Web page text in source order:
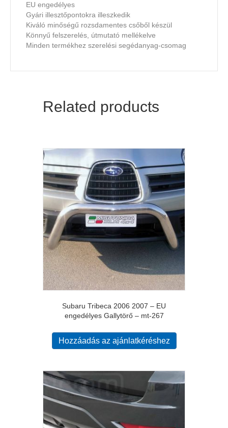
EU engedélyes
Gyári illesztőpontokra illeszkedik
Kiváló minőségű rozsdamentes csőből készül
Könnyű felszerelés, útmutató mellékelve
Minden termékhez szerelési segédanyag-csomag
Related products
Subaru Tribeca 2006 2007 – EU
engedélyes Gallytörő – mt-267
Hozzáadás az ajánlatkéréshez